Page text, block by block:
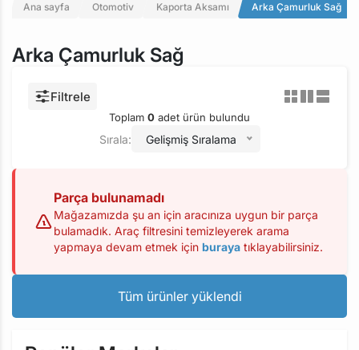
Ana sayfa Otomotiv Kaporta Aksamı Arka Çamurluk Sağ
Arka Çamurluk Sağ
Filtrele
Toplam 0 adet ürün bulundu
Sırala: Gelişmiş Sıralama
Parça bulunamadı
Mağazamızda şu an için aracınıza uygun bir parça
bulamadık. Araç filtresini temizleyerek arama
yapmaya devam etmek için buraya tıklayabilirsiniz.
Tüm ürünler yüklendi